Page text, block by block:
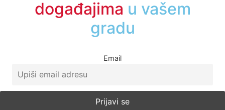
O Nama
događajima u vašem
gradu
Email